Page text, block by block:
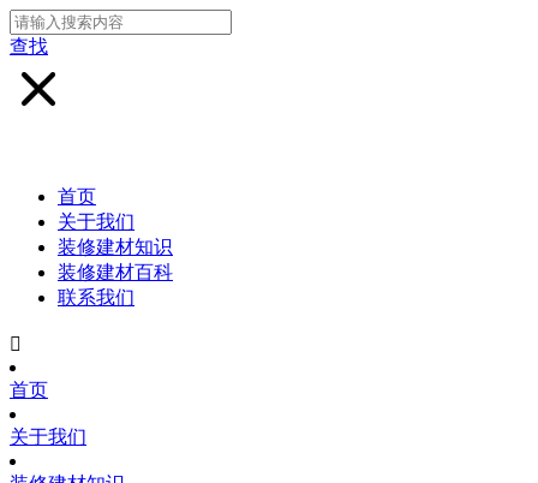
查找
首页
关于我们
装修建材知识
装修建材百科
联系我们

首页
关于我们